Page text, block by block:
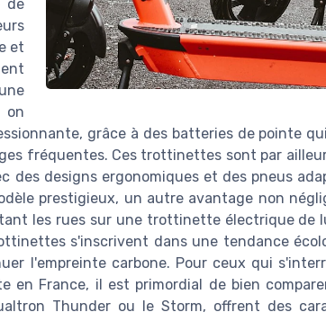
de
et
grâce à des batteries de pointe
fréquentes. Ces trottinettes sont par
designs ergonomiques et des pneus
prestigieux, un autre avantage non
les rues sur une trottinette électrique de
s'inscrivent dans une tendance
l'empreinte carbone. Pour ceux qui
France, il est primordial de bien
Thunder ou le Storm, offrent des